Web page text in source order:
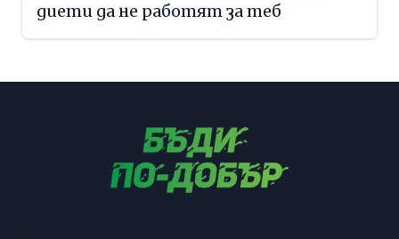
диети да не работят за теб